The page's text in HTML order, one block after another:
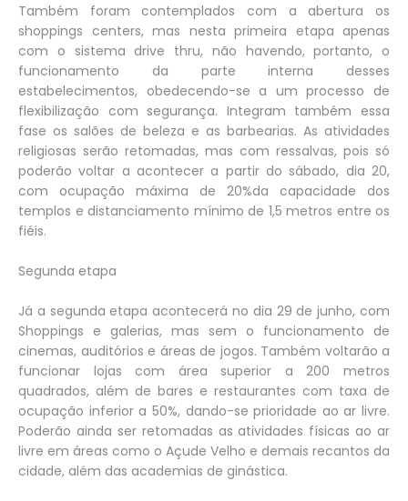
Também foram contemplados com a abertura os
shoppings centers, mas nesta primeira etapa apenas
com o sistema drive thru, não havendo, portanto, o
funcionamento da parte interna desses
estabelecimentos, obedecendo-se a um processo de
flexibilização com segurança. Integram também essa
fase os salões de beleza e as barbearias. As atividades
religiosas serão retomadas, mas com ressalvas, pois só
poderão voltar a acontecer a partir do sábado, dia 20,
com ocupação máxima de 20%da capacidade dos
templos e distanciamento mínimo de 1,5 metros entre os
fiéis.
Segunda etapa
Já a segunda etapa acontecerá no dia 29 de junho, com
Shoppings e galerias, mas sem o funcionamento de
cinemas, auditórios e áreas de jogos. Também voltarão a
funcionar lojas com área superior a 200 metros
quadrados, além de bares e restaurantes com taxa de
ocupação inferior a 50%, dando-se prioridade ao ar livre.
Poderão ainda ser retomadas as atividades físicas ao ar
livre em áreas como o Açude Velho e demais recantos da
cidade, além das academias de ginástica.